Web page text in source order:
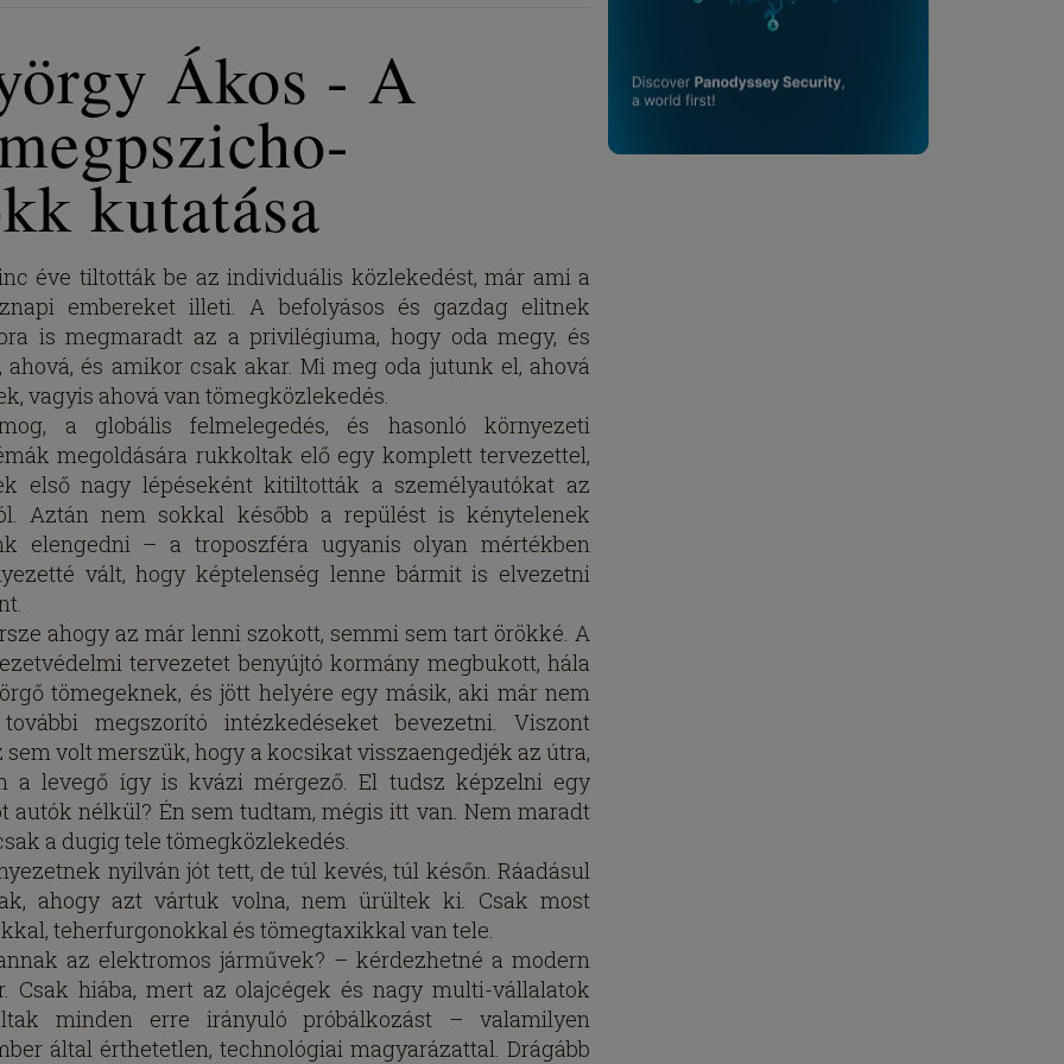
Ákos - A
kutatása
éve tiltották be az individuális közlekedést, már ami a
embereket illeti. A befolyásos és gazdag elitnek
is megmaradt az a privilégiuma, hogy oda megy, és
ahová, és amikor csak akar. Mi meg oda jutunk el, ahová
vagyis ahová van tömegközlekedés.
a globális felmelegedés, és hasonló környezeti
megoldására rukkoltak elő egy komplett tervezettel,
első nagy lépéseként kitiltották a személyautókat az
Aztán nem sokkal később a repülést is kénytelenek
elengedni – a troposzféra ugyanis olyan mértékben
vált, hogy képtelenség lenne bármit is elvezetni
ahogy az már lenni szokott, semmi sem tart örökké. A
tervezetet benyújtó kormány megbukott, hála
tömegeknek, és jött helyére egy másik, aki már nem
megszorító intézkedéseket bevezetni. Viszont
sem volt merszük, hogy a kocsikat visszaengedjék az útra,
a levegő így is kvázi mérgező. El tudsz képzelni egy
autók nélkül? Én sem tudtam, mégis itt van. Nem maradt
a dugig tele tömegközlekedés.
nyilván jót tett, de túl kevés, túl későn. Ráadásul
ahogy azt vártuk volna, nem ürültek ki. Csak most
teherfurgonokkal és tömegtaxikkal van tele.
az elektromos járművek? – kérdezhetné a modern
Csak hiába, mert az olajcégek és nagy multi-vállalatok
minden erre irányuló próbálkozást – valamilyen
által érthetetlen, technológiai magyarázattal. Drágább